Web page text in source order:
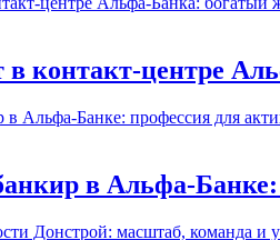
в контакт-центре
в Альфа-